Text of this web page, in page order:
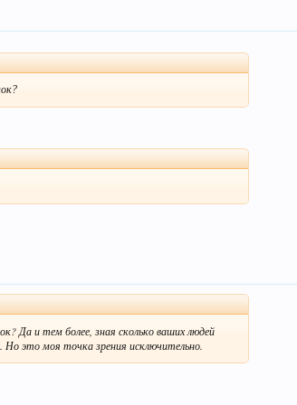
Да и тем более, зная сколько ваших людей
это моя точка зрения исключительно.